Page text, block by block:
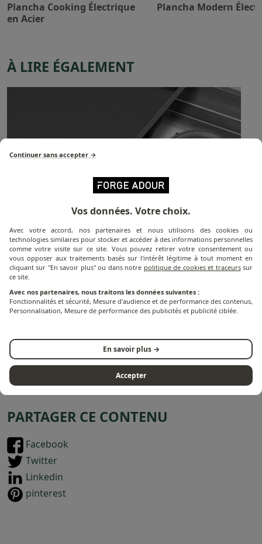
Plancha Cooking Électrique
en Acier
Plancha Modern
À LIRE ÉGALEMENT
nouveau FORGE ADOUR
Lire l'article
PARTAGER CE CONTENU
Facebook
Twitter
Linkedin
pinterest
Continuer sans accepter →
Vos données. Votre choix.
Avec votre accord, nos partenaires et nous utilisons des cookies ou
technologies similaires pour stocker et accéder à des informations personnelles
comme votre visite sur ce site. Vous pouvez retirer votre consentement ou
vous opposer aux traitements basés sur l'intérêt légitime à tout moment en
cliquant sur "En savoir plus" ou dans notre politique de cookies et traceurssur
ce site.
Avec nos partenaires, nous traitons les données suivantes :
Fonctionnalités et sécurité, Mesure d'audience et de performance des contenus,
Personnalisation, Mesure de performance des publicités et publicité ciblée.
En savoir plus →
Accepter